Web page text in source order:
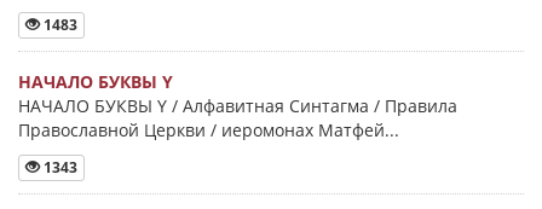
1483
НАЧАЛО БУКВЫ Y
НАЧАЛО БУКВЫ Y / Алфавитная Синтагма / Правила
Православной Церкви / иеромонах Матфей...
1343